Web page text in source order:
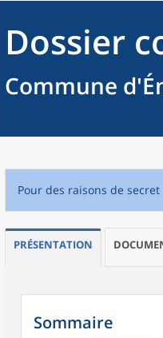
Dossier
Commune
Pour des raisons de
PRÉSENTATION
Sommaire